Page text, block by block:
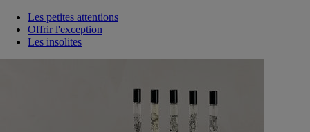
Les petites attentions
Offrir l'exception
Les insolites